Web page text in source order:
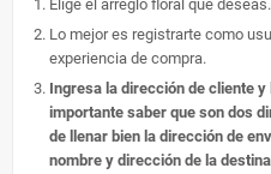
Elige el arreglo floral que deseas.
Lo mejor es registrarte como
experiencia de compra.
Ingresa la dirección de cliente
importante saber que son dos
de llenar bien la dirección de
nombre y dirección de la